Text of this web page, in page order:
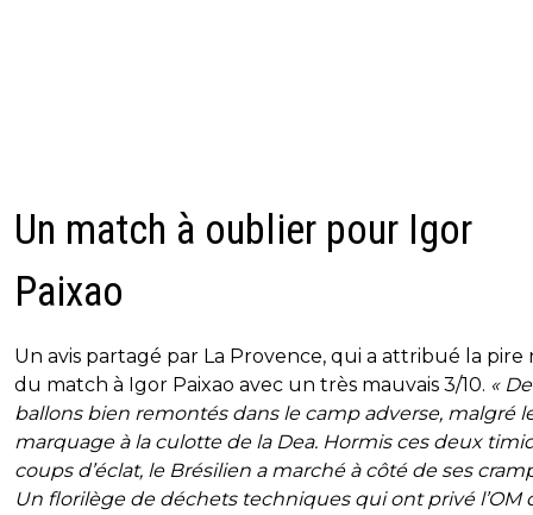
Un match à oublier pour Igor
Paixao
Un avis partagé par La Provence, qui a attribué la pire
du match à Igor Paixao avec un très mauvais 3/10. «
ballons bien remontés dans le camp adverse, malgré
marquage à la culotte de la Dea. Hormis ces deux
coups d’éclat, le Brésilien a marché à côté de ses
Un florilège de déchets techniques qui ont privé l’OM